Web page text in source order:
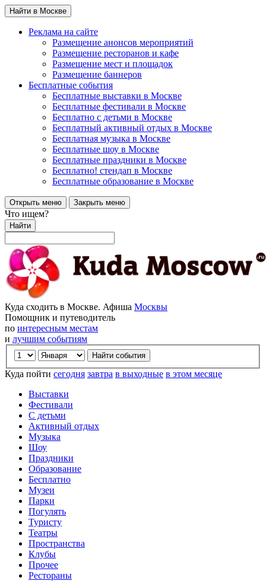
Найти в Москве
Реклама на сайте
Размещение анонсов мероприятий
Размещение ресторанов и кафе
Размещение мест и площадок
Размещение баннеров
Бесплатные события
Бесплатные выставки в Москве
Бесплатные фестивали в Москве
Бесплатно с детьми в Москве
Бесплатный активный отдых в Москве
Бесплатная музыка в Москве
Бесплатные шоу в Москве
Бесплатные праздники в Москве
Бесплатно! стендап в Москве
Бесплатные образование в Москве
Открыть меню Закрыть меню
Что ищем?
Найти
Куда сходить в Москве. Афиша Москвы
Помощник и путеводитель
по интересным местам
и лучшим событиям
Куда пойти сегодня завтра в выходные в этом месяце
Выставки
Фестивали
С детьми
Активный отдых
Музыка
Шоу
Праздники
Образование
Бесплатно
Музеи
Парки
Погулять
Туристу
Театры
Пространства
Клубы
Прочее
Рестораны